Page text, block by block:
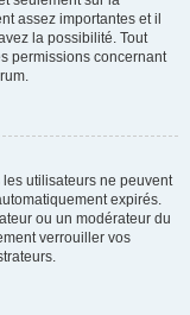
assez importantes et il
la possibilité. Tout
permissions concernant
utilisateurs ne peuvent
expirés.
ou un modérateur du
verrouiller vos